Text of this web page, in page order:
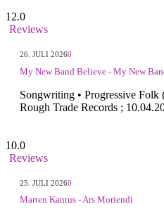
12.0
Reviews
26. JULI 20260
My New Band Believe - My New
Songwriting • Progressive
Rough Trade Records ;
10.0
Reviews
25. JULI 20260
Marten Kantus - Ars Moriendi